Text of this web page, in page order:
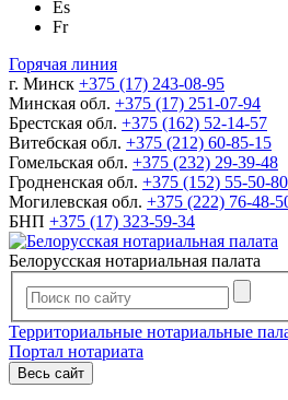
Es
Fr
Горячая линия
г. Минск +375 (17) 243-08-95
Минская обл. +375 (17) 251-07-94
Брестская обл. +375 (162) 52-14-57
Витебская обл. +375 (212) 60-85-15
Гомельская обл. +375 (232) 29-39-48
Гродненская обл. +375 (152) 55-50-80
Могилевская обл. +375 (222) 76-48-
БНП +375 (17) 323-59-34
Белорусская нотариальная палата
Территориальные нотариальные
Портал нотариата
Весь сайт